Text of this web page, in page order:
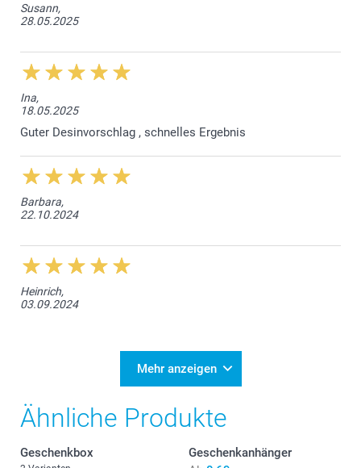
Susann,
28.05.2025
Ina,
18.05.2025
Guter Desinvorschlag , schnelles Ergebnis
Barbara,
22.10.2024
Heinrich,
03.09.2024
Mehr anzeigen
Ähnliche Produkte
Geschenkbox
Geschenkanhänger